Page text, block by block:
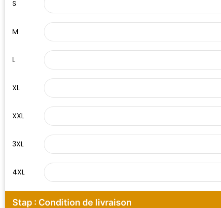
S
M
L
XL
XXL
3XL
4XL
Stap : Condition de livraison
Klantenbeoordelingen laten zien hoe een